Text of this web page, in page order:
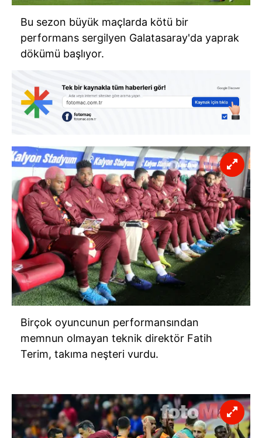
Bu sezon büyük maçlarda kötü bir
performans sergilyen Galatasaray'da yaprak
dökümü başlıyor.
Birçok oyuncunun performansından
memnun olmayan teknik direktör Fatih
Terim, takıma neşteri vurdu.